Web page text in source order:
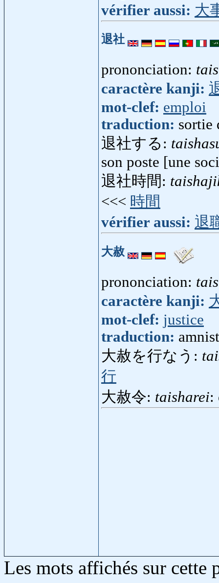
vérifier aussi: 大
退社
prononciation:
caractère kanji:
mot-clef: emploi
traduction: sortie
退社する:
son poste [une
退社時間:
<<< 時間
vérifier aussi: 退
大赦
prononciation:
caractère kanji:
mot-clef: justice
traduction:
大赦を行なう:
行
大赦令: taisharei:
Les mots affichés sur cette